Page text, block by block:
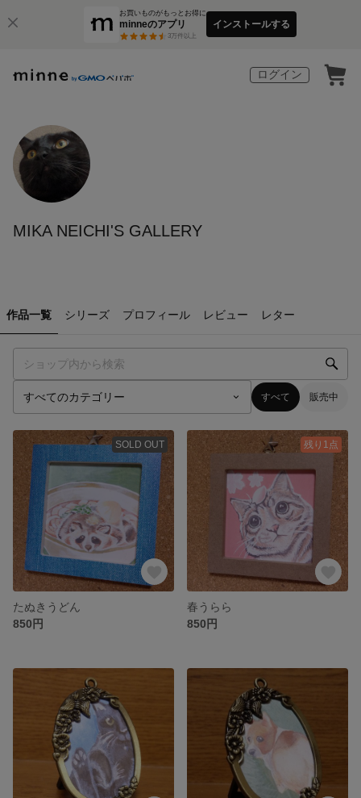
お買いものがもっとお得に
minneのアプリ
3万件以上
インストールする
ログイン
MIKA NEICHI'S GALLERY
作品一覧 シリーズ プロフィール レビュー レター
すべて 販売中
SOLD OUT
たぬきうどん
850円
残り1点
春うらら
850円